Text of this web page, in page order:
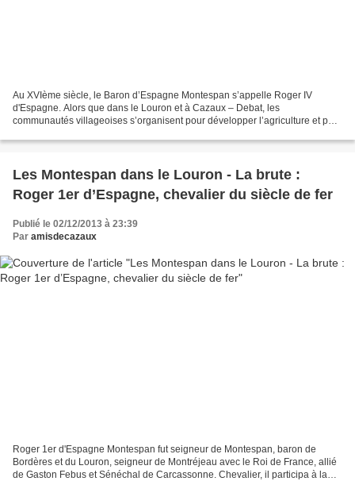
Au XVIème siècle, le Baron d’Espagne Montespan s’appelle Roger IV
d'Espagne. Alors que dans le Louron et à Cazaux – Debat, les
communautés villageoises s’organisent pour développer l’agriculture et pour
Les Montespan dans le Louron - La brute :
Roger 1er d’Espagne, chevalier du siècle de fer
Publié le 02/12/2013 à 23:39
Par amisdecazaux
Roger 1er d'Espagne Montespan fut seigneur de Montespan, baron de
Bordères et du Louron, seigneur de Montréjeau avec le Roi de France, allié
de Gaston Febus et Sénéchal de Carcassonne. Chevalier, il participa à la